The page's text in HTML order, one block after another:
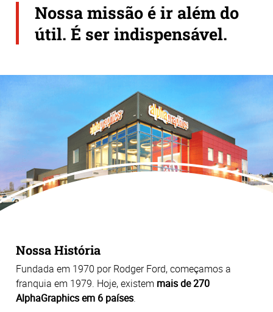
Nossa missão é ir além do
útil. É ser indispensável.
Nossa História
Fundada em 1970 por Rodger Ford, começamos a
franquia em 1979. Hoje, existem mais de 270
AlphaGraphics em 6 países.